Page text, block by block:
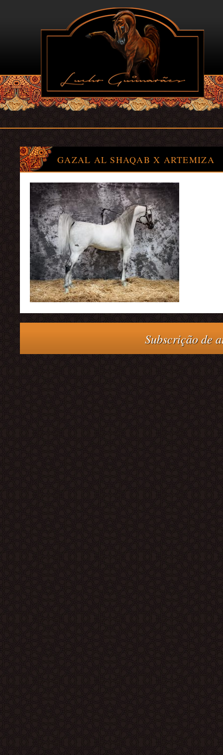
GAZAL AL SHAQAB X ARTEMIZA
Subscrição de